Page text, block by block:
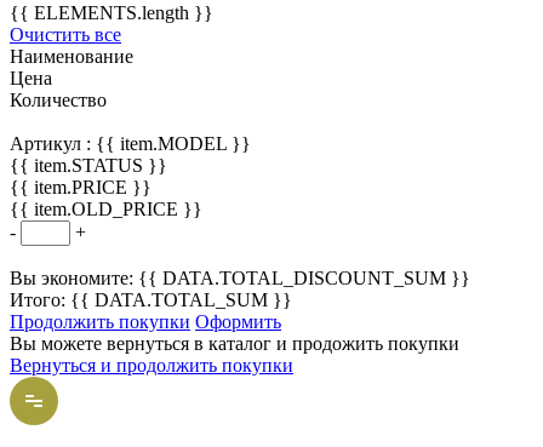
{{ ELEMENTS.length }}
Очистить все
Наименование
Цена
Количество
Артикул : {{ item.MODEL }}
{{ item.STATUS }}
{{ item.PRICE }}
{{ item.OLD_PRICE }}
-
+
Вы экономите: {{ DATA.TOTAL_DISCOUNT_SUM }}
Итого: {{ DATA.TOTAL_SUM }}
Продолжить покупки Оформить
Вы можете вернуться в каталог и продожить покупки
Вернуться и продолжить покупки